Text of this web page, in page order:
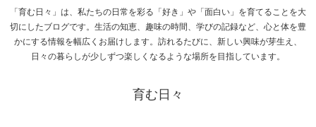
「育む日々」は、私たちの日常を彩る「好き」や「面白い」を育てることを大
切にしたブログです。生活の知恵、趣味の時間、学びの記録など、心と体を豊
かにする情報を幅広くお届けします。訪れるたびに、新しい興味が芽生え、
日々の暮らしが少しずつ楽しくなるような場所を目指しています。
育む日々